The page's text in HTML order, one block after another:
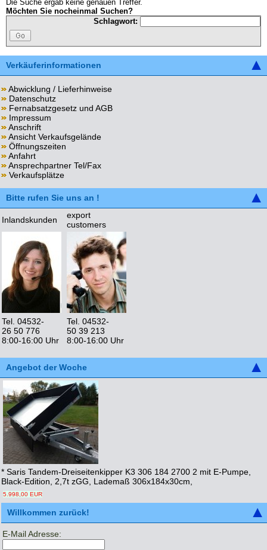
Die Suche ergab keine genauen Treffer.
Möchten Sie nocheinmal Suchen?
Schlagwort:
Verkäuferinformationen
Abwicklung / Lieferhinweise
Datenschutz
Fernabsatzgesetz und AGB
Impressum
Anschrift
Ansicht Verkaufsgelände
Öffnungszeiten
Anfahrt
Ansprechpartner Tel/Fax
Verkaufsplätze
Bitte rufen Sie uns an !
Inlandskunden
export
customers
Tel. 04532-
26 50 776
8:00-16:00 Uhr
Tel. 04532-
50 39 213
8:00-16:00 Uhr
Angebot der Woche
* Saris Tandem-Dreiseitenkipper K3 306 184 2700 2 mit E-Pumpe,
Black-Edition, 2,7t zGG, Lademaß 306x184x30cm,
5.998,00 EUR
Willkommen zurück!
E-Mail Adresse: